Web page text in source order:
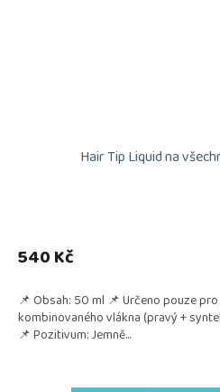
Hair Tip Liquid na
540 Kč
📌 Obsah: 50 ml 📌 Určeno pouze
kombinovaného vlákna (pravý +
📌 Pozitivum: Jemně...